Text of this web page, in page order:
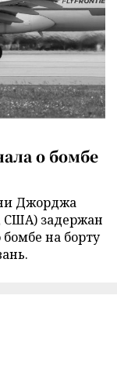
о бомбе
Джорджа
США) задержан
на борту